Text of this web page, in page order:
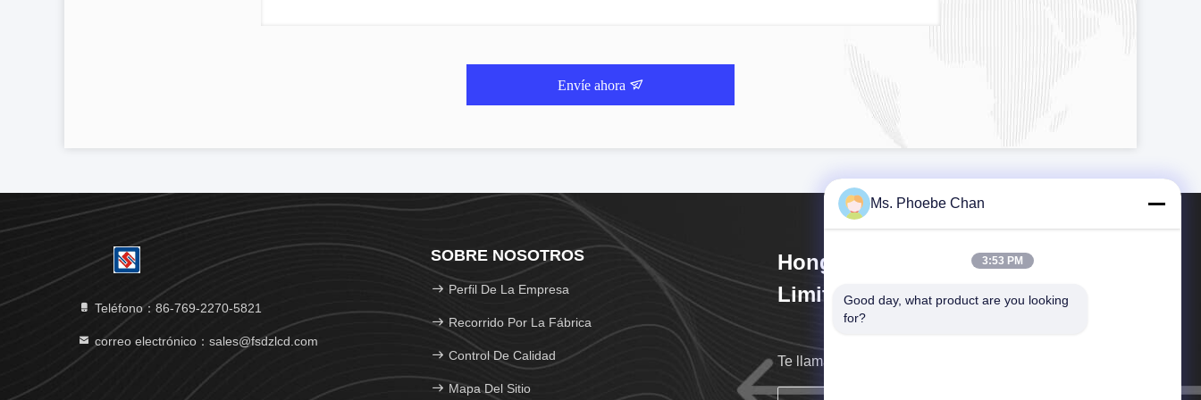
Envíe ahora
Teléfono：86-769-2270-5821
correo electrónico：sales@fsdzlcd.com
SOBRE NOSOTROS
Perfil De La Empresa
Recorrido Por La Fábrica
Control De Calidad
Mapa Del Sitio
HongKong Guanke Industrial
Limited
Te llamaremos tan pronto como sea posible.
Ms. Phoebe Chan
3:53 PM
Good day, what product are you looking
for?